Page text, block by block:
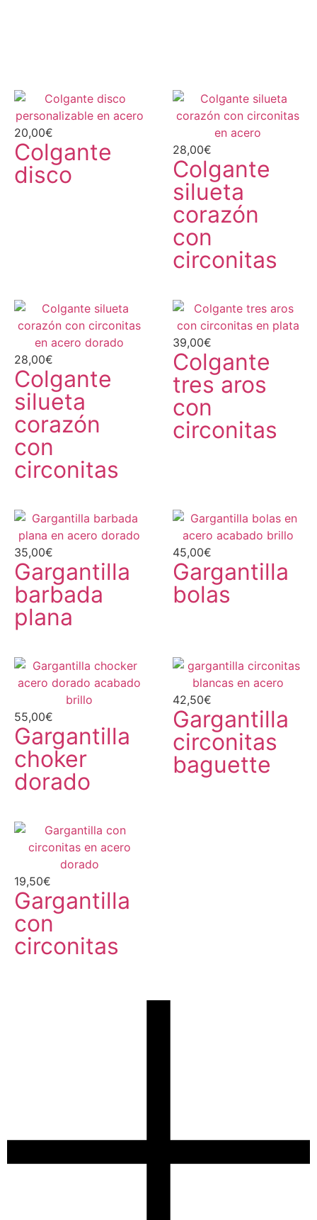
20,00€
Colgante
disco
28,00€
Colgante
silueta
corazón
con
circonitas
28,00€
Colgante
silueta
corazón
con
circonitas
39,00€
Colgante
tres aros
con
circonitas
35,00€
Gargantilla
barbada
plana
45,00€
Gargantilla
bolas
55,00€
Gargantilla
choker
dorado
42,50€
Gargantilla
circonitas
baguette
19,50€
Gargantilla
con
circonitas